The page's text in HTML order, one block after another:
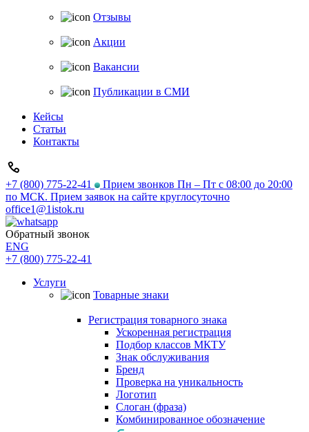
Отзывы
Акции
Вакансии
Публикации в СМИ
Кейсы
Статьи
Контакты
+7 (800) 775-22-41
Прием звонков Пн – Пт с 08:00 до 20:00
по МСК. Прием заявок на сайте круглосуточно
office1@1istok.ru
Обратный звонок
ENG
+7 (800) 775-22-41
Услуги
Товарные знаки
Регистрация товарного знака
Ускоренная регистрация
Подбор классов МКТУ
Знак обслуживания
Бренд
Проверка на уникальность
Логотип
Слоган (фраза)
Комбинированное обозначение